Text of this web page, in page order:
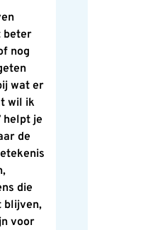
beter
nog
wat er
wil ik
helpt je
de
die
blijven,
voor